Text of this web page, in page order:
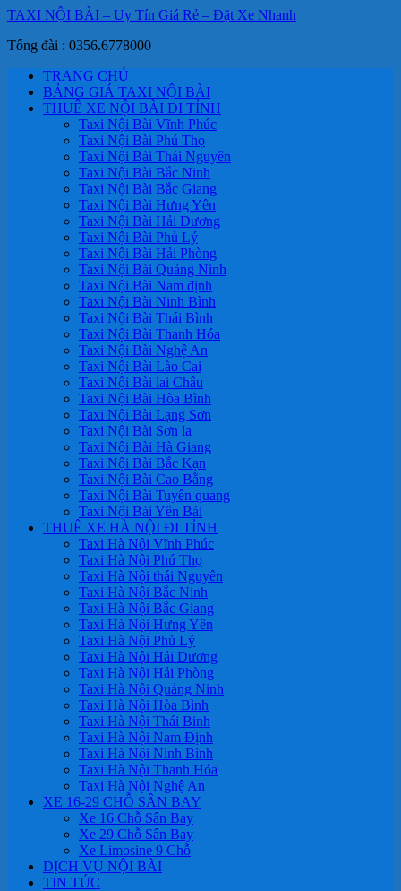
TAXI NỘI BÀI – Uy Tín Giá Rẻ – Đặt Xe Nhanh
Tổng đài : 0356.6778000
TRANG CHỦ
BẢNG GIÁ TAXI NỘI BÀI
THUÊ XE NỘI BÀI ĐI TỈNH
Taxi Nội Bài Vĩnh Phúc
Taxi Nội Bài Phú Thọ
Taxi Nội Bài Thái Nguyên
Taxi Nội Bài Bắc Ninh
Taxi Nội Bài Bắc Giang
Taxi Nội Bài Hưng Yên
Taxi Nội Bài Hải Dương
Taxi Nội Bài Phủ Lý
Taxi Nội Bài Hải Phòng
Taxi Nội Bài Quảng Ninh
Taxi Nội Bài Nam định
Taxi Nội Bài Ninh Bình
Taxi Nội Bài Thái Bình
Taxi Nội Bài Thanh Hóa
Taxi Nội Bài Nghệ An
Taxi Nội Bài Lào Cai
Taxi Nội Bài lai Châu
Taxi Nội Bài Hòa Bình
Taxi Nội Bài Lạng Sơn
Taxi Nội Bài Sơn la
Taxi Nội Bài Hà Giang
Taxi Nội Bài Bắc Kạn
Taxi Nội Bài Cao Bằng
Taxi Nội Bài Tuyên quang
Taxi Nội Bài Yên Bái
THUÊ XE HÀ NỘI ĐI TỈNH
Taxi Hà Nội Vĩnh Phúc
Taxi Hà Nội Phú Thọ
Taxi Hà Nội thái Nguyên
Taxi Hà Nội Bắc Ninh
Taxi Hà Nội Bắc Giang
Taxi Hà Nội Hưng Yên
Taxi Hà Nội Phủ Lý
Taxi Hà Nội Hải Dương
Taxi Hà Nội Hải Phòng
Taxi Hà Nội Quảng Ninh
Taxi Hà Nội Hòa Bình
Taxi Hà Nội Thái Binh
Taxi Hà Nội Nam Định
Taxi Hà Nội Ninh Bình
Taxi Hà Nội Thanh Hóa
Taxi Hà Nội Nghệ An
XE 16-29 CHỖ SÂN BAY
Xe 16 Chỗ Sân Bay
Xe 29 Chỗ Sân Bay
Xe Limosine 9 Chỗ
DỊCH VỤ NỘI BÀI
TIN TỨC